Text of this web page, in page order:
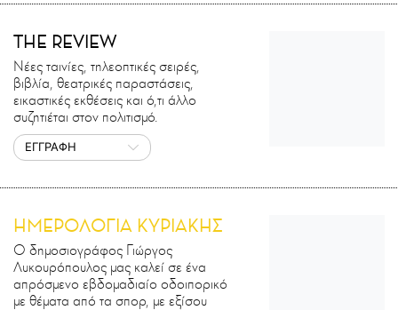
THE REVIEW
Νέες ταινίες, τηλεοπτικές σειρές,
βιβλία, θεατρικές παραστάσεις,
εικαστικές εκθέσεις και ό,τι άλλο
συζητιέται στον πολιτισμό.
ΕΓΓΡΑΦΗ
ΗΜΕΡΟΛΟΓΙΑ ΚΥΡΙΑΚΗΣ
Ο δημοσιογράφος Γιώργος
Λυκουρόπουλος μας καλεί σε ένα
απρόσμενο εβδομαδιαίο οδοιπορικό
με θέματα από τα σπορ, με εξίσου